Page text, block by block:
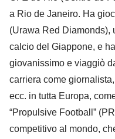
a Rio de Janeiro. Ha
(Urawa Red Diamonds),
calcio del Giappone, e
giovanissimo e viaggiò
carriera come
ecc. in tutta Europa,
“Propulsive Football”
competitivo al mondo,